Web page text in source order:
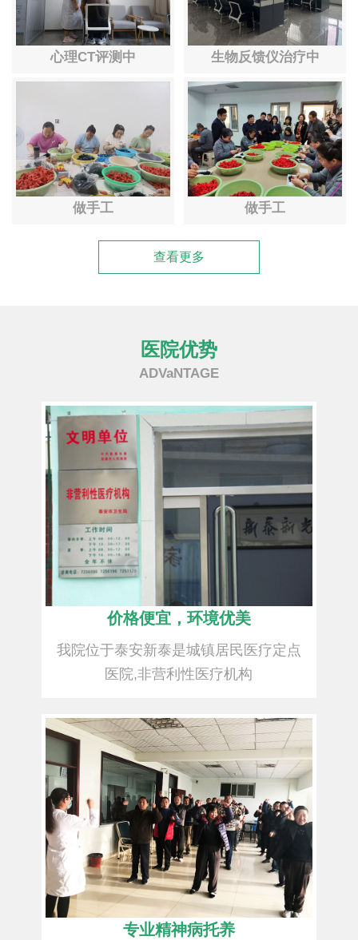
心理CT评测中 生物反馈仪治疗中
做手工 做手工
查看更多
医院优势
ADVaNTAGE
价格便宜，环境优美
我院位于泰安新泰是城镇居民医疗定点
医院,非营利性医疗机构
专业精神病托养